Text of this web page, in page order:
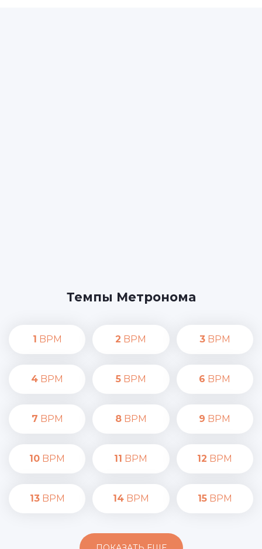
Темпы Метронома
1 BPM 2 BPM 3BPM
4 BPM 5BPM 6 BPM
7 BPM 8BPM 9 BPM
10 BPM 11 BPM 12 BPM
13BPM 14BPM 15BPM